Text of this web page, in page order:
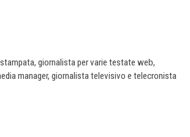
giornalista per varie testate web,
manager, giornalista televisivo e telecronista